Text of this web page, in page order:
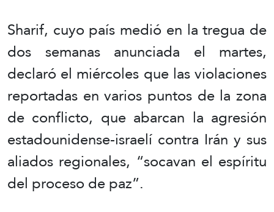
Sharif, cuyo país medió en la tregua de
dos semanas anunciada el martes,
declaró el miércoles que las violaciones
reportadas en varios puntos de la zona
de conflicto, que abarcan la agresión
estadounidense-israelí contra Irán y sus
aliados regionales, “socavan el espíritu
del proceso de paz”.